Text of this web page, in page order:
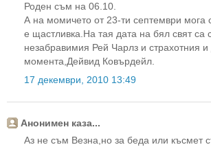
Роден съм на 06.10.
А на момичето от 23-ти септември мога
е щастливка.На тая дата на бял свят са
незабравимия Рей Чарлз и страхотния и
момента,Дейвид Ковърдейл.
17 декември, 2010 13:49
Анонимен каза...
Аз не съм Везна,но за беда или късмет